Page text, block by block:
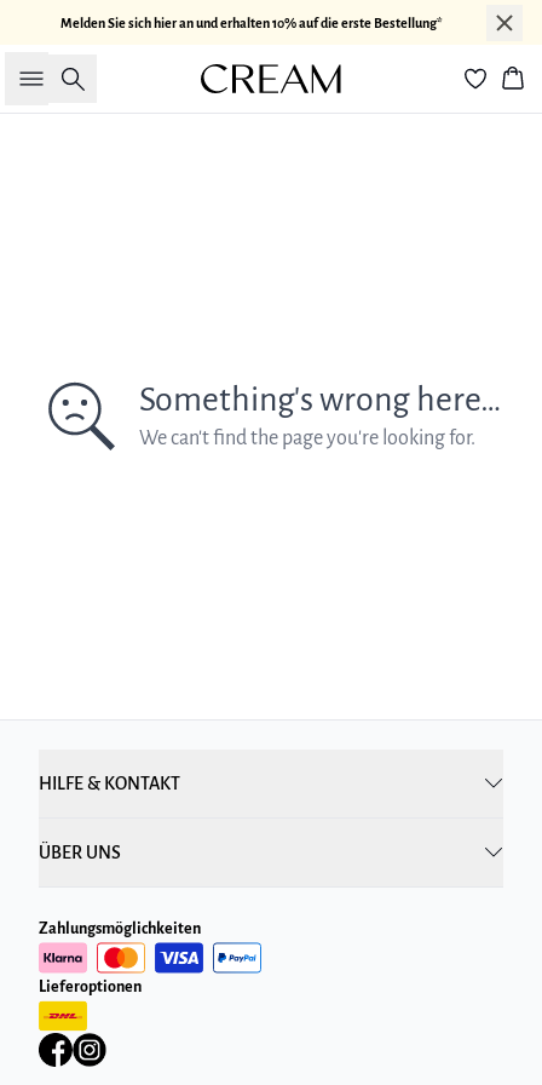
Melden Sie sich hier an und erhalten 10% auf die erste Bestellung*
Suche
Something's wrong here…
We can't find the page you're looking for.
HILFE & KONTAKT
ÜBER UNS
Zahlungsmöglichkeiten
Lieferoptionen